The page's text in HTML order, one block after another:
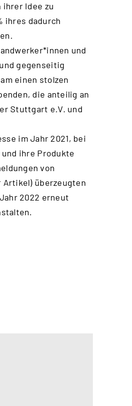
Idee zu
ihres dadurch
und
gegenseitig
einen stolzen
die anteilig an
Stuttgart e.V. und
im Jahr 2021, bei
ihre Produkte
von
Artikel) überzeugten
2022 erneut